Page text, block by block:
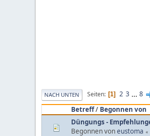
NACH UNTEN Seiten 1 2 3 ... 8
Betreff/ Begonnen von
Düngungs -
Begonnen voneustoma